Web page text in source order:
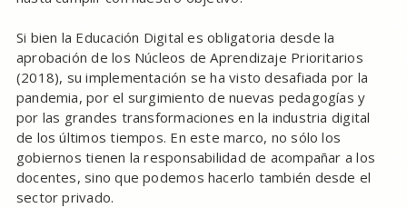
Si bien la Educación Digital es obligatoria desde la
aprobación de los Núcleos de Aprendizaje Prioritarios
(2018), su implementación se ha visto desafiada por la
pandemia, por el surgimiento de nuevas pedagogías y
por las grandes transformaciones en la industria digital
de los últimos tiempos. En este marco, no sólo los
gobiernos tienen la responsabilidad de acompañar a los
docentes, sino que podemos hacerlo también desde el
sector privado.